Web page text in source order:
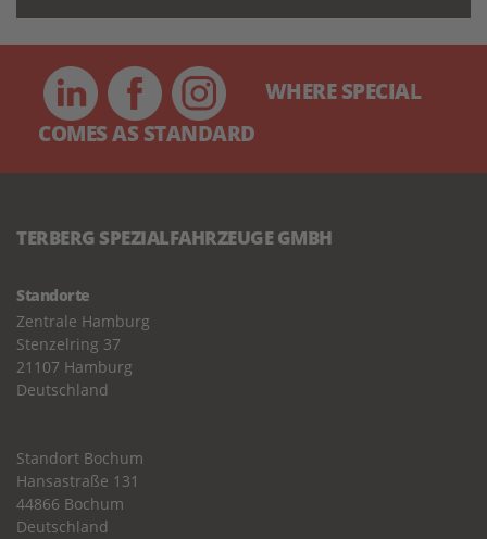
WHERE SPECIAL
COMES AS STANDARD
TERBERG SPEZIALFAHRZEUGE GMBH
Standorte
Zentrale Hamburg
Stenzelring 37
21107 Hamburg
Deutschland
Standort Bochum
Hansastraße 131
44866 Bochum
Deutschland